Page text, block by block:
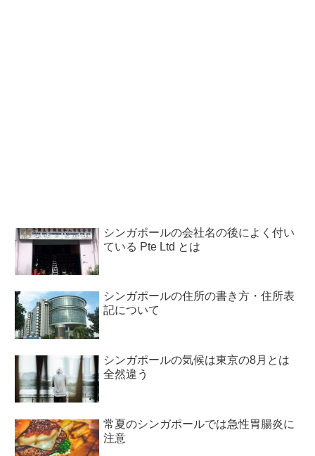
シンガポールの会社名の後によく付い
ている Pte Ltd とは
シンガポールの住所の書き方・住所表
記について
シンガポールの気候は東京の8月とは
全然違う
常夏のシンガポールでは急性胃腸炎に
注意